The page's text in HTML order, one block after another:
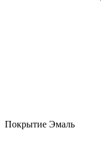
Покрытие Эмаль